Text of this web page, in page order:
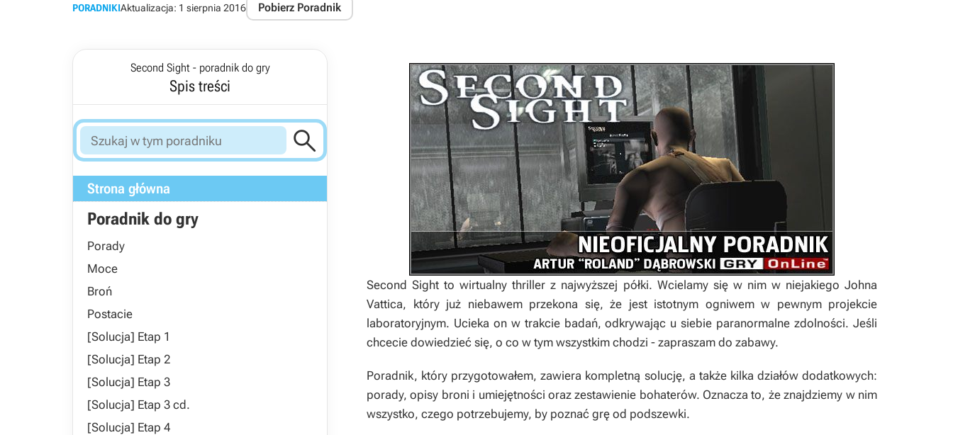
PORADNIKIAktualizacja: 1 sierpnia 2016 Pobierz Poradnik
Second Sight - poradnik do gry
Spis treści

Strona główna
Poradnik do gry
Porady
Moce
Broń
Postacie
[Solucja] Etap 1
[Solucja] Etap 2
[Solucja] Etap 3
[Solucja] Etap 3 cd.
[Solucja] Etap 4
Second Sight to wirtualny thriller z najwyższej półki. Wcielamy się w nim w niejakiego Johna
Vattica, który już niebawem przekona się, że jest istotnym ogniwem w pewnym projekcie
laboratoryjnym. Ucieka on w trakcie badań, odkrywając u siebie paranormalne zdolności. Jeśli
chcecie dowiedzieć się, o co w tym wszystkim chodzi - zapraszam do zabawy.
Poradnik, który przygotowałem, zawiera kompletną solucję, a także kilka działów dodatkowych:
porady, opisy broni i umiejętności oraz zestawienie bohaterów. Oznacza to, że znajdziemy w nim
wszystko, czego potrzebujemy, by poznać grę od podszewki.